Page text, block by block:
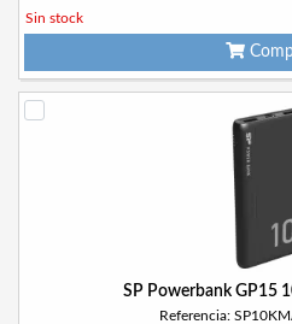
Sin stock
SP Powerbank GP15
Referencia: